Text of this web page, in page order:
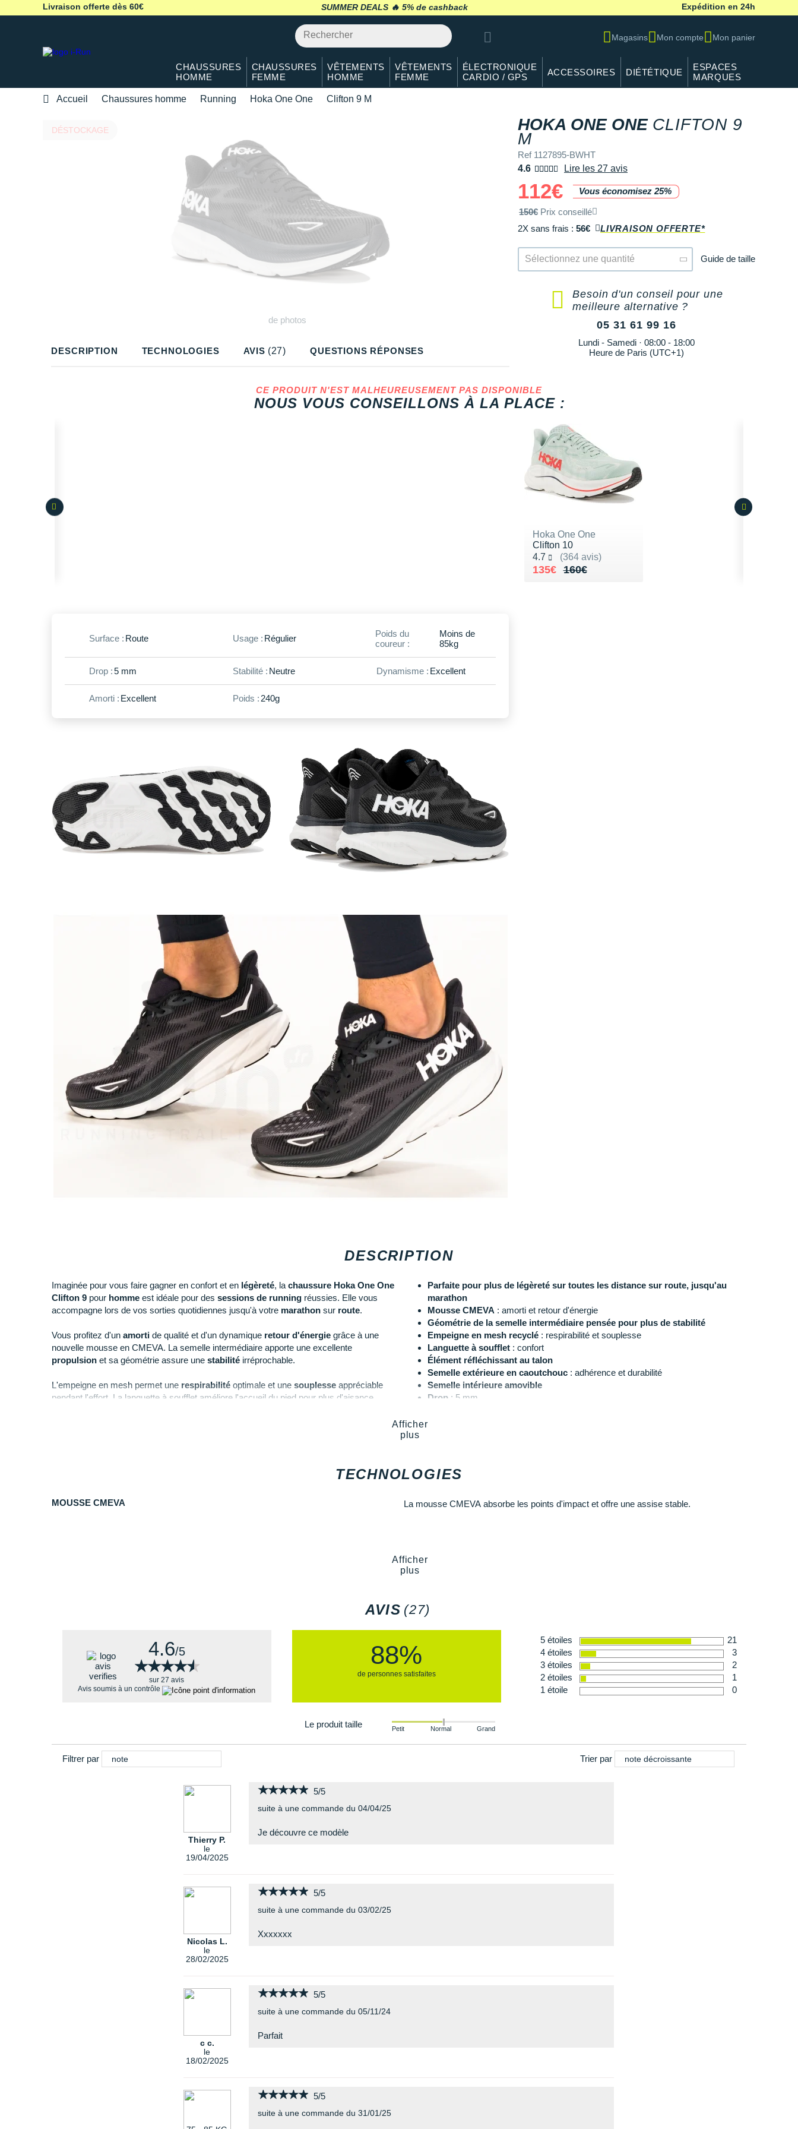
Livraison offerte dès 60€ SUMMER DEALS 🔥 retour 30 jours* Expédition en 24h
Magasins Mon compte Mon panier
CHAUSSURES
HOMME
CHAUSSURES
FEMME
VÊTEMENTS
HOMME
VÊTEMENTS
FEMME
ÉLECTRONIQUE
CARDIO / GPS
ACCESSOIRES DIÉTÉTIQUE
ESPACES
MARQUES
Accueil Chaussures homme Running Hoka One One Clifton 9 M
HOKA ONE ONE CLIFTON 9
MREF 1127895-BWHT
Ref 1127895-BWHT
4.6
Lire les 27 avis
112€ Vous économisez 25%
150€ Prix conseillé
2X sans frais : 56€ LIVRAISON OFFERTE*
Sélectionnez une quantité Guide de taille
Besoin d'un conseil pour une
meilleure alternative ?
05 31 61 99 16
Lundi - Samedi · 08:00 - 18:00
Heure de Paris (UTC+1)
DESCRIPTION TECHNOLOGIES AVIS (27) QUESTIONS RÉPONSES
Surface : Route Usage : Régulier
Poids du
coureur :
Moins de
85kg
Drop :5 mm Stabilité : Neutre Dynamisme : Excellent
Amorti : Excellent Poids : 240g
DÉSTOCKAGE
Plus
de photos
CE PRODUIT N'EST MALHEUREUSEMENT PAS DISPONIBLE
NOUS VOUS CONSEILLONS À LA PLACE :
Hoka One One
Clifton 10
4.7
(364 avis)
Noté 4.7 sur 5
160€
Au lieu de 160€
135€
Vendu 135€
DESCRIPTION
Imaginée pour vous faire gagner en confort et en légèreté, la chaussure Hoka One One
Clifton 9 pour homme est idéale pour des sessions de running réussies. Elle vous
accompagne lors de vos sorties quotidiennes jusqu'à votre marathon sur route.
Vous profitez d'un amorti de qualité et d'un dynamique retour d'énergie grâce à une
nouvelle mousse en CMEVA. La semelle intermédiaire apporte une excellente
propulsion et sa géométrie assure une stabilité irréprochable.
L'empeigne en mesh permet une respirabilité optimale et une souplesse appréciable
pendant l'effort. La languette à soufflet améliore l'accueil du pied pour plus d'aisance.
Parfaite pour plus de légèreté sur toutes les distance sur route, jusqu'au
marathon
Mousse CMEVA : amorti et retour d'énergie
Géométrie de la semelle intermédiaire pensée pour plus de stabilité
Empeigne en mesh recyclé: respirabilité et souplesse
Languette à soufflet: confort
Élément réfléchissant au talon
Semelle extérieure en caoutchouc: adhérence et durabilité
Semelle intérieure amovible
Drop: 5 mm
Coloris
Parcourez toute la collection
de course idéale, pour les entraînements.
Les autres produitsHoka One One
Afficher
plus
TECHNOLOGIES
MOUSSE CMEVA La mousse CMEVA absorbe les points d'impact et offre une assise stable.
Afficher
plus
AVIS (27)
4.6/5
★★★★★
★★★★★
sur 27 avis
Avis soumis à un contrôle
88%
de personnes satisfaites
5 étoiles
21
4 étoiles
3
3 étoiles
2
2 étoiles
1
1 étoile
0
Le produit taille Petit Normal Grand
Filtrer par note Trier par note décroissante
Thierry P.
le
19/04/2025
★★★★★
★★★★★ 5/5
suite à une commande du 04/04/25
Je découvre ce modèle
Nicolas L.
le
28/02/2025
★★★★★
★★★★★ 5/5
suite à une commande du 03/02/25
Xxxxxxx
c c.
le
18/02/2025
★★★★★
★★★★★ 5/5
suite à une commande du 05/11/24
Parfait
★★★★★
★★★★★ 5/5
suite à une commande du 31/01/25